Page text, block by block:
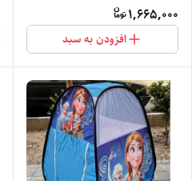
1,665,000
افزودن به سبد